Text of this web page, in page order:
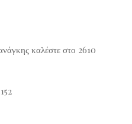
καλέστε στο 2610